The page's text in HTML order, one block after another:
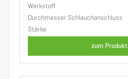
Werkstoff
Durchmesser Schlauchanschluss
Stärke
zum Produkt